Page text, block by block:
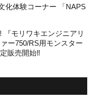
化体験コーナー 「NAPS
『モリワキエンジニアリ
ー750/RS用モンスター
販売開始‼